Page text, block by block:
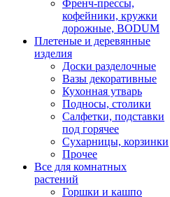
Френч-прессы,
кофейники, кружки
дорожные, BODUM
Плетеные и деревянные
изделия
Доски разделочные
Вазы декоративные
Кухонная утварь
Подносы, столики
Салфетки, подставки
под горячее
Сухарницы, корзинки
Прочее
Все для комнатных
растений
Горшки и кашпо